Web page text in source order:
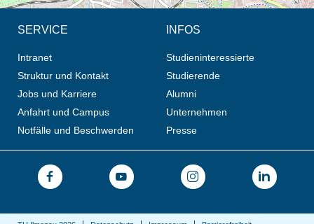
SERVICE
Intranet
Struktur und Kontakt
Jobs und Karriere
Anfahrt und Campus
Notfälle und Beschwerden
INFOS
Studieninteressierte
Studierende
Alumni
Unternehmen
Presse